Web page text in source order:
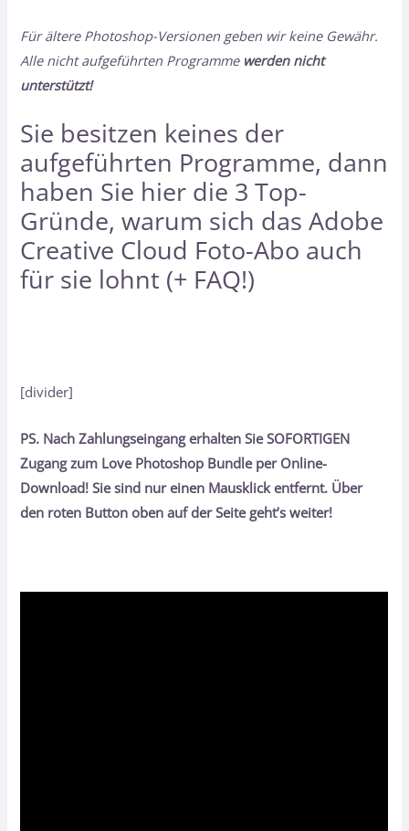
Für ältere Photoshop-Versionen geben wir keine Gewähr.
Alle nicht aufgeführten Programme werden nicht
unterstützt!
Sie besitzen keines der
aufgeführten Programme, dann
haben Sie hier die 3 Top-
Gründe, warum sich das Adobe
Creative Cloud Foto-Abo auch
für sie lohnt (+ FAQ!)
[divider]
PS. Nach Zahlungseingang erhalten Sie SOFORTIGEN
Zugang zum Love Photoshop Bundle per Online-
Download! Sie sind nur einen Mausklick entfernt. Über
den roten Button oben auf der Seite geht’s weiter!